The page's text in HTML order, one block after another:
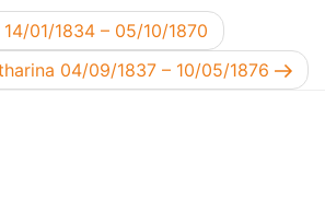
01/1834 – 05/10/1870
04/09/1837 – 10/05/1876